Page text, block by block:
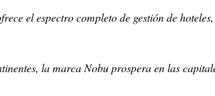
el espectro completo de gestión de
la marca Nobu prospera en las